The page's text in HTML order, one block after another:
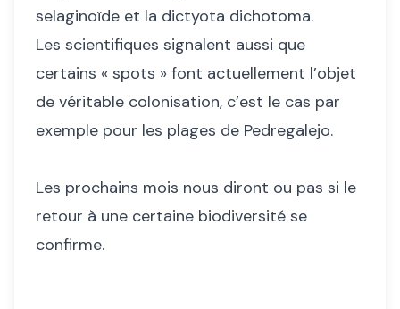
selaginoïde et la dictyota dichotoma.
Les scientifiques signalent aussi que
certains « spots » font actuellement l’objet
de véritable colonisation, c’est le cas par
exemple pour les plages de Pedregalejo.
Les prochains mois nous diront ou pas si le
retour à une certaine biodiversité se
confirme.